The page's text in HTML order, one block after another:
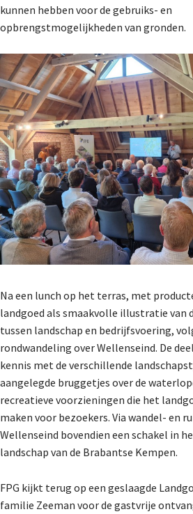
kunnen hebben voor de gebruiks- en
opbrengstmogelijkheden van gronden.
Na een lunch op het terras, met
landgoed als smaakvolle illustratie van
tussen landschap en bedrijfsvoering,
rondwandeling over Wellenseind. De
kennis met de verschillende
aangelegde bruggetjes over de
recreatieve voorzieningen die het
maken voor bezoekers. Via wandel- en
Wellenseind bovendien een schakel in
landschap van de Brabantse Kempen.
FPG kijkt terug op een geslaagde
familie Zeeman voor de gastvrije